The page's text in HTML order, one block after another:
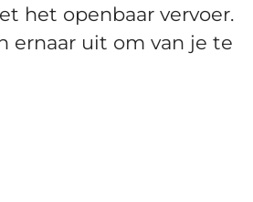
het openbaar vervoer.
ernaar uit om van je te